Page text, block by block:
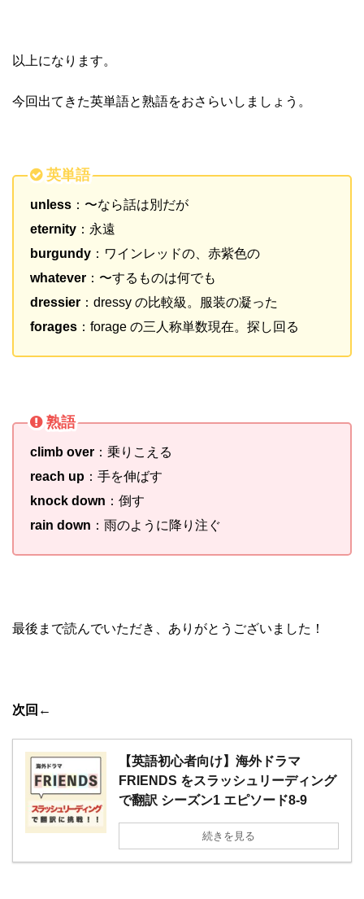
以上になります。
今回出てきた英単語と熟語をおさらいしましょう。
英単語
unless ：〜なら話は別だが
eternity ：永遠
burgundy ：ワインレッドの、赤紫色の
whatever ：〜するものは何でも
dressier ：dressy の比較級。服装の凝った
forages ：forage の三人称単数現在。探し回る
熟語
climb over ：乗りこえる
reach up ：手を伸ばす
knock down ：倒す
rain down ：雨のように降り注ぐ
最後まで読んでいただき、ありがとうございました！
次回 ←
【英語初心者向け】海外ドラマ
FRIENDS をスラッシュリーディング
で翻訳 シーズン1 エピソード8-9
続きを見る